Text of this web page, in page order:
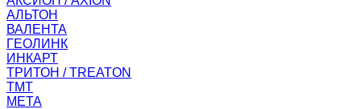
АЛЬТОН
ВАЛЕНТА
ГЕОЛИНК
ИНКАРТ
ТРИТОН / TREATON
ТМТ
МЕТА